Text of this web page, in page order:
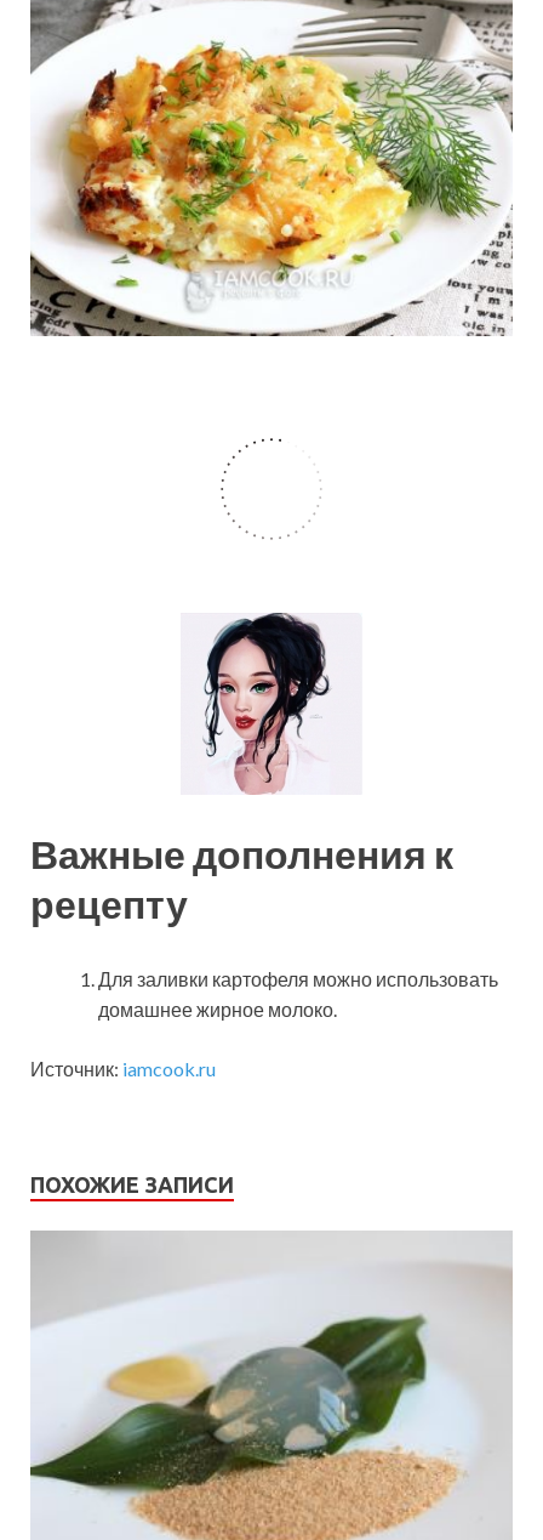
Важные дополнения к
рецепту
Для заливки картофеля можно использовать
домашнее жирное молоко.
Источник: iamcook.ru
ПОХОЖИЕ ЗАПИСИ